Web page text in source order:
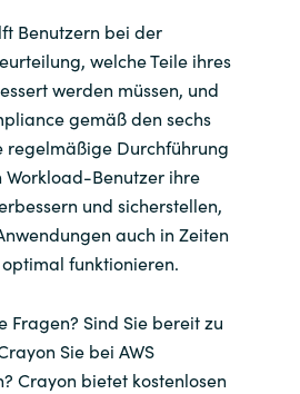
Benutzern bei der
welche Teile ihres
werden müssen, und
gemäß den sechs
regelmäßige Durchführung
Workload-Benutzer ihre
und sicherstellen,
auch in Zeiten
funktionieren.
Fragen? Sind Sie bereit zu
Sie bei AWS
Crayon bietet kostenlosen